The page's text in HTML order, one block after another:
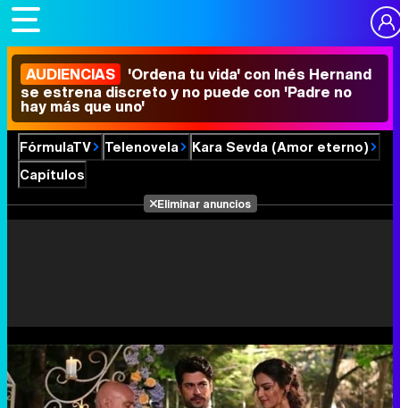
AUDIENCIAS 'Ordena tu vida' con Inés Hernand
se estrena discreto y no puede con 'Padre no
hay más que uno'
FórmulaTV Telenovela
Kara Sevda (Amor eterno)
Capítulos
Eliminar anuncios